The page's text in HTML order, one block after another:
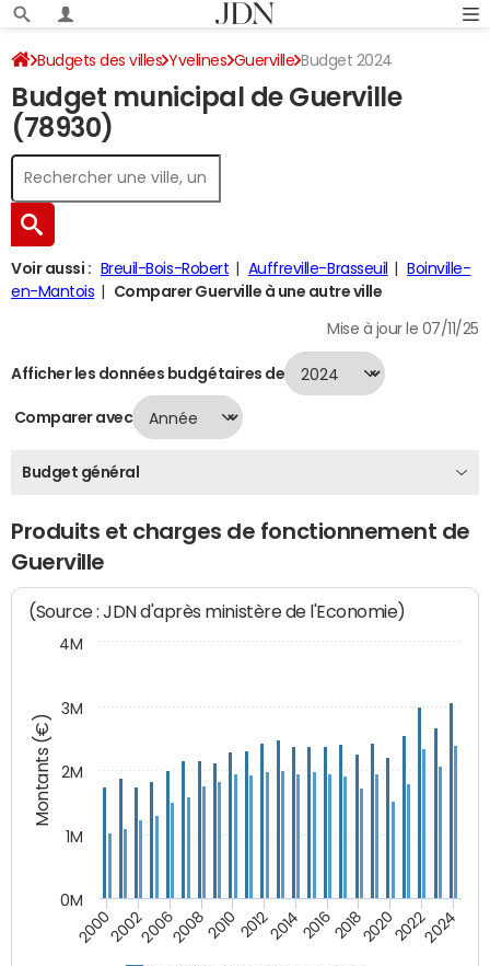
Budgets des villes Yvelines Guerville Budget 2024
Budget municipal de Guerville
(78930)
Voir aussi : Breuil-Bois-Robert Auffreville-Brasseuil
Boinville-
en-Mantois
Comparer Guerville à une autre ville
Mise à jour le 07/11/25
Afficher les données budgétaires de
Comparer avec
Budget général
Produits et charges de fonctionnement de
Guerville
Montants (€)
(Source : JDN d'après ministère de l'Economie)
20002002200620082010 2012201420162018202020222024
0M
1M
2M
3M
4M